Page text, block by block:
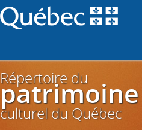
Répertoire du
patrimoine
culturel du Québec